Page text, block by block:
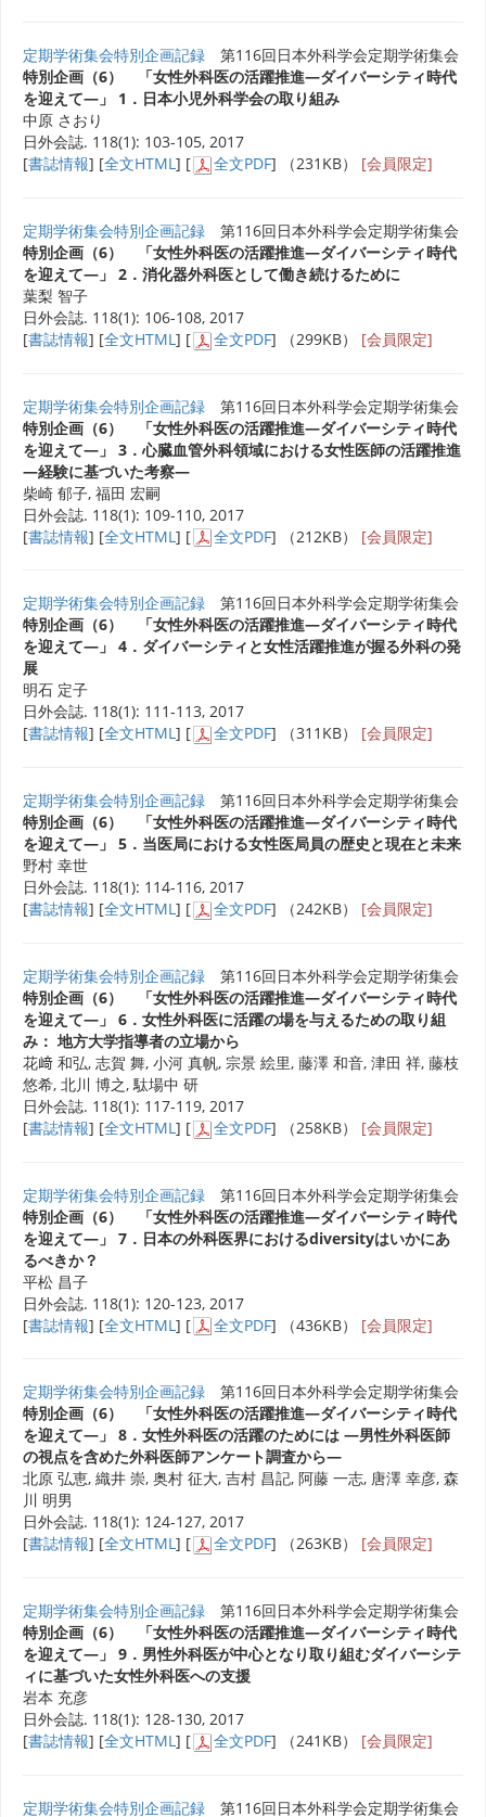
定期学術集会特別企画記録 第116回日本外科学会定期学術集会
特別企画（6） 「女性外科医の活躍推進―ダイバーシティ時代
を迎えて―」 1．日本小児外科学会の取り組み
中原 さおり
日外会誌. 118(1): 103-105, 2017
[書誌情報] [全文HTML] [ 全文PDF] （231KB） [会員限定]
定期学術集会特別企画記録 第116回日本外科学会定期学術集会
特別企画（6） 「女性外科医の活躍推進―ダイバーシティ時代
を迎えて―」 2．消化器外科医として働き続けるために
葉梨 智子
日外会誌. 118(1): 106-108, 2017
[書誌情報] [全文HTML ] [ 全文PDF] （299KB） [会員限定]
定期学術集会特別企画記録 第116回日本外科学会定期学術集会
特別企画（6） 「女性外科医の活躍推進―ダイバーシティ時代
を迎えて―」 3．心臓血管外科領域における女性医師の活躍推進
―経験に基づいた考察―
柴崎 郁子, 福田 宏嗣
日外会誌. 118(1): 109-110, 2017
[書誌情報] [全文HTML ] [ 全文PDF] （212KB） [会員限定]
定期学術集会特別企画記録 第116回日本外科学会定期学術集会
特別企画（6） 「女性外科医の活躍推進―ダイバーシティ時代
を迎えて―」 4．ダイバーシティと女性活躍推進が握る外科の発
展
明石 定子
日外会誌. 118(1): 111-113, 2017
[書誌情報] [全文HTML] [ 全文PDF] （311KB） [会員限定]
定期学術集会特別企画記録 第116回日本外科学会定期学術集会
特別企画（6） 「女性外科医の活躍推進―ダイバーシティ時代
を迎えて―」 5．当医局における女性医局員の歴史と現在と未来
野村 幸世
日外会誌. 118(1): 114-116, 2017
[書誌情報] [全文HTML] [ 全文PDF] （242KB） [会員限定]
定期学術集会特別企画記録 第116回日本外科学会定期学術集会
特別企画（6） 「女性外科医の活躍推進―ダイバーシティ時代
を迎えて―」 6．女性外科医に活躍の場を与えるための取り組
み： 地方大学指導者の立場から
花﨑 和弘, 志賀 舞, 小河 真帆, 宗景 絵里, 藤澤 和音, 津田 祥, 藤枝
悠希, 北川 博之, 駄場中 研
日外会誌. 118(1): 117-119, 2017
[書誌情報] [全文HTML ] [ 全文PDF] （258KB） [会員限定]
定期学術集会特別企画記録 第116回日本外科学会定期学術集会
特別企画（6） 「女性外科医の活躍推進―ダイバーシティ時代
を迎えて―」 7．日本の外科医界におけるdiversityはいかにあ
るべきか？
平松 昌子
日外会誌. 118(1): 120-123, 2017
[書誌情報] [全文HTML ] [ 全文PDF] （436KB） [会員限定]
定期学術集会特別企画記録 第116回日本外科学会定期学術集会
特別企画（6） 「女性外科医の活躍推進―ダイバーシティ時代
を迎えて―」 8．女性外科医の活躍のためには ―男性外科医師
の視点を含めた外科医師アンケート調査から―
北原 弘恵, 織井 崇, 奥村 征大, 吉村 昌記, 阿藤 一志, 唐澤 幸彦, 森
川 明男
日外会誌. 118(1): 124-127, 2017
[書誌情報] [全文HTML] [ 全文PDF] （263KB） [会員限定]
定期学術集会特別企画記録 第116回日本外科学会定期学術集会
特別企画（6） 「女性外科医の活躍推進―ダイバーシティ時代
を迎えて―」 9．男性外科医が中心となり取り組むダイバーシテ
ィに基づいた女性外科医への支援
岩本 充彦
日外会誌. 118(1): 128-130, 2017
[書誌情報] [全文HTML] [ 全文PDF] （241KB） [会員限定]
定期学術集会特別企画記録 第116回日本外科学会定期学術集会